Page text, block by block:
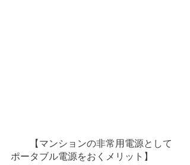
【マンションの非常用電源として
ポータブル電源をおくメリット】